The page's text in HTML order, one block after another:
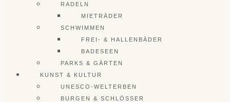
RADELN
MIETRÄDER
SCHWIMMEN
FREI- & HALLENBÄDER
BADESEEN
PARKS & GÄRTEN
KUNST & KULTUR
UNESCO-WELTERBEN
BURGEN & SCHLÖSSER